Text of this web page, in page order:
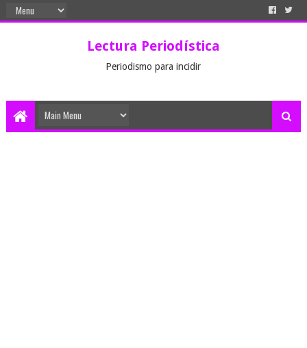
Lectura Periodística
Periodismo para incidir